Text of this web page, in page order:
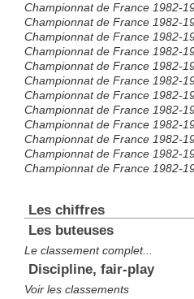
Championnat de France 1982-
Championnat de France 1982-
Championnat de France 1982-
Championnat de France 1982-
Championnat de France 1982-
Championnat de France 1982-
Championnat de France 1982-
Championnat de France 1982-
Championnat de France 1982-
Championnat de France 1982-
Championnat de France 1982-
Championnat de France 1982-
Les chiffres
Les buteuses
Le classement complet...
Discipline, fair-play
Voir les classements